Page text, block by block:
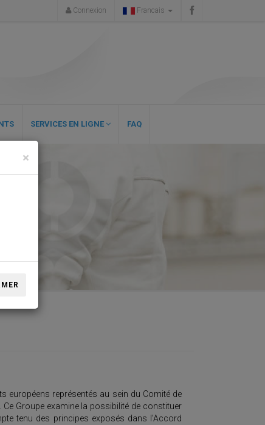
Connexion Francais
SERVICES EN LIGNE FAQ
européens représentés au sein du Comité de
Groupe examine la possibilité de constituer
tenu des principes exposés dans l’Accord
×